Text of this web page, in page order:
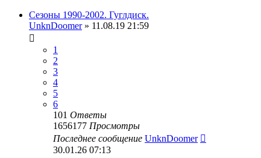
Сезоны 1990-2002. Гуглдиск.
UnknDoomer» 11.08.19 21:59
1
2
3
4
5
6
101 Ответы
1656177 Просмотры
Последнее сообщение UnknDoomer
30.01.26 07:13